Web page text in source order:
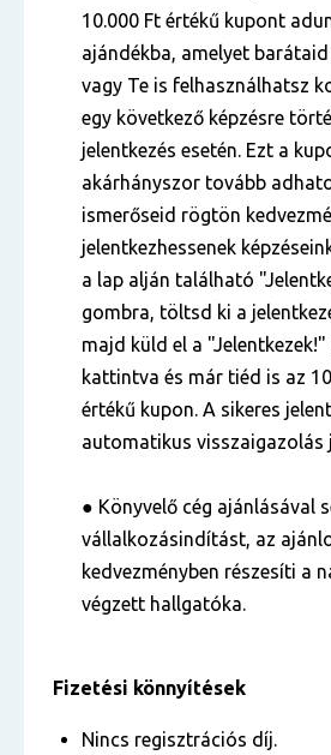
10.000 Ft értékű kupont
ajándékba, amelyet
vagy Te is felhasználhatsz
egy következő képzésre
jelentkezés esetén. Ezt a
akárhányszor tovább
ismerőseid rögtön
jelentkezhessenek
a lap alján található
gombra, töltsd ki a
majd küld el a
kattintva és már tiéd is az
értékű kupon. A sikeres
automatikus visszaigazolás
● Könyvelő cég ajánlásával
vállalkozásindítást, az
kedvezményben részesíti a
végzett hallgatóka.
Fizetési könnyítések
Nincs regisztrációs díj.